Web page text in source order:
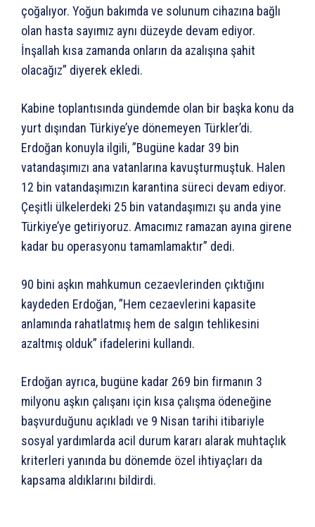
çoğalıyor. Yoğun bakımda ve solunum cihazına bağlı
olan hasta sayımız aynı düzeyde devam ediyor.
İnşallah kısa zamanda onların da azalışına şahit
olacağız” diyerek ekledi.
Kabine toplantısında gündemde olan bir başka konu da
yurt dışından Türkiye’ye dönemeyen Türkler’di.
Erdoğan konuyla ilgili, ”Bugüne kadar 39 bin
vatandaşımızı ana vatanlarına kavuşturmuştuk. Halen
12 bin vatandaşımızın karantina süreci devam ediyor.
Çeşitli ülkelerdeki 25 bin vatandaşımızı şu anda yine
Türkiye’ye getiriyoruz. Amacımız ramazan ayına girene
kadar bu operasyonu tamamlamaktır” dedi.
90 bini aşkın mahkumun cezaevlerinden çıktığını
kaydeden Erdoğan, ”Hem cezaevlerini kapasite
anlamında rahatlatmış hem de salgın tehlikesini
azaltmış olduk” ifadelerini kullandı.
Erdoğan ayrıca, bugüne kadar 269 bin firmanın 3
milyonu aşkın çalışanı için kısa çalışma ödeneğine
başvurduğunu açıkladı ve 9 Nisan tarihi itibariyle
sosyal yardımlarda acil durum kararı alarak muhtaçlık
kriterleri yanında bu dönemde özel ihtiyaçları da
kapsama aldıklarını bildirdi.